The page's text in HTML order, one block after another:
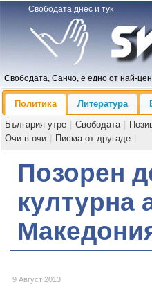
Свободата днес и тук
Свободата, Санчо, е едно от най-
Политика Литература
България утре
Свободата
Очи в очи
Писма от другаде
Позорен
културна
9 Август 2013